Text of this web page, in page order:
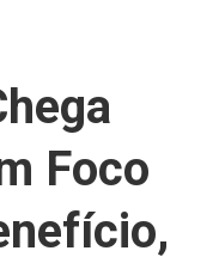
Foco